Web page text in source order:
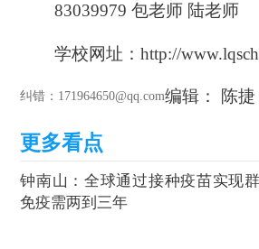
83039979包老师 陆老师
学校网址：http://
纠错 ：171964650@qq.com编辑： 陈捷
钟南山：全球通过接种疫苗实现
免疫需两到三年